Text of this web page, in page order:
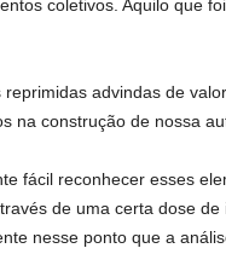
coletivos. Aquilo que
advindas de
na construção de nossa
fácil reconhecer esses
de uma certa dose
nesse ponto que a